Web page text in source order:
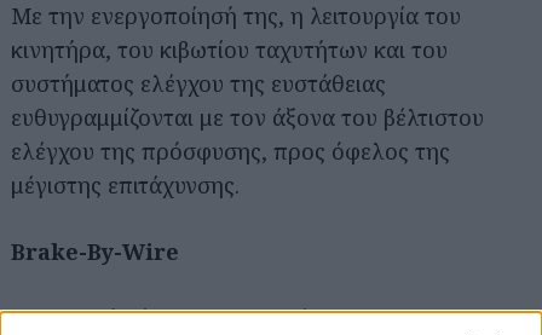
Με την ενεργοποίησή της, η λειτουργία του
κινητήρα, του κιβωτίου ταχυτήτων και του
συστήματος ελέγχου της ευστάθειας
ευθυγραμμίζονται με τον άξονα του βέλτιστου
ελέγχου της πρόσφυσης, προς όφελος της
μέγιστης επιτάχυνσης.
Brake-By-Wire
Σημαντικό μέρος των δοκιμών στο Balocco